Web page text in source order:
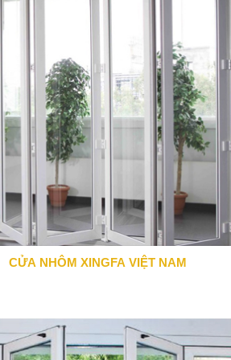
0943 666 466
CỬA NHÔM XINGFA VIỆT NAM